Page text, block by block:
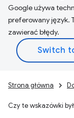
Google używa
preferowany język.
zawierać błędy.
Strona główna
Czy te wskazówki